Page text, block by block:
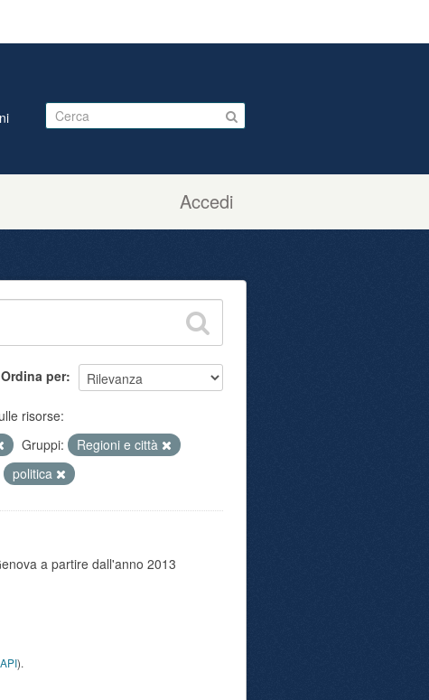
Accedi
Ordina per
risorse:
Gruppi:
Regioni e città
politica
a partire dall'anno 2013
).